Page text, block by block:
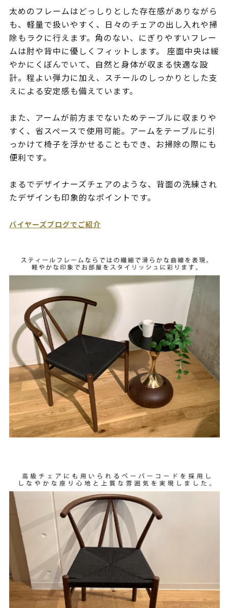
太めのフレームはどっしりとした存在感がありながら
も、軽量で扱いやすく、日々のチェアの出し入れや掃
除もラクに行えます。角のない、にぎりやすいフレー
ムは肘や背中に優しくフィットします。 座面中央は緩
やかにくぼんでいて、自然と身体が収まる快適な設
計。程よい弾力に加え、スチールのしっかりとした支
えによる安定感も備えています。
また、アームが前方までないためテーブルに収まりや
すく、省スペースで使用可能。アームをテーブルに引
っかけて椅子を浮かせることもでき、お掃除の際にも
便利です。
まるでデザイナーズチェアのような、背面の洗練され
たデザインも印象的なポイントです。
バイヤーズブログでご紹介